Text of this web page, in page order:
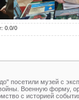
: 0.0/0
посетили музей с
Военную форму,
с историей